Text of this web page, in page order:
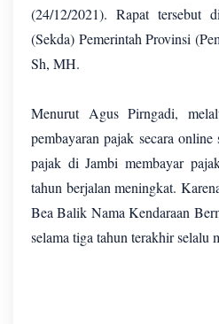
(24/12/2021). Rapat tersebut
(Sekda) Pemerintah Provinsi
Sh, MH.
Menurut Agus Pirngadi,
pembayaran pajak secara
pajak di Jambi membayar
tahun berjalan meningkat.
Bea Balik Nama Kendaraan
selama tiga tahun terakhir selalu